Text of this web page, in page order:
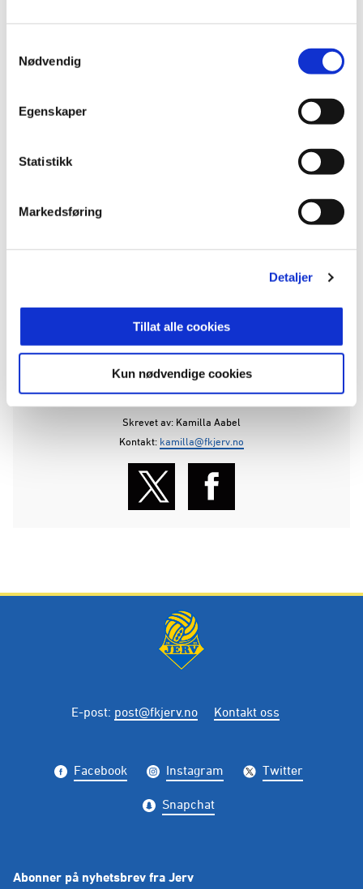
Nødvendig
Egenskaper
Statistikk
Markedsføring
Detaljer
Tillat alle cookies
Kun nødvendige cookies
- Min ambisjon er å bidra med energi, entusiasme
og positivitet. Jeg liker å tro at jeg har gode
menneskene rundt meg. I rollen som assistent for
utviklingen av spillerne, både individuelt og som
lag.
- Jeg ser frem til å komme i gang!, sier Frode
FAMILIEN OG VI SER FREM TIL EN SPENNENDE
ANNONSE:
Skrevet av: Kamilla Aabel
Kontakt: kamilla@fkjerv.no
E-post: post@fkjerv.no Kontakt oss
Facebook Instagram Twitter
Snapchat
Abonner på nyhetsbrev fra Jerv